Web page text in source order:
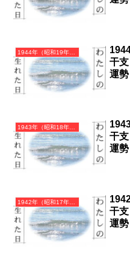
1944年（昭和19年）甲申（きのえさる）・申年（さる年）カレンダー（月曜はじまり）
干
運勢
1943年（昭和18年）癸未（みずのとひつじ）・未年（ひつじ年）カレンダー（月曜はじまり）
干
運勢
1942年（昭和17年）壬午（みずのえうま）・午年（うま年）カレンダー（月曜はじまり）
干
運勢